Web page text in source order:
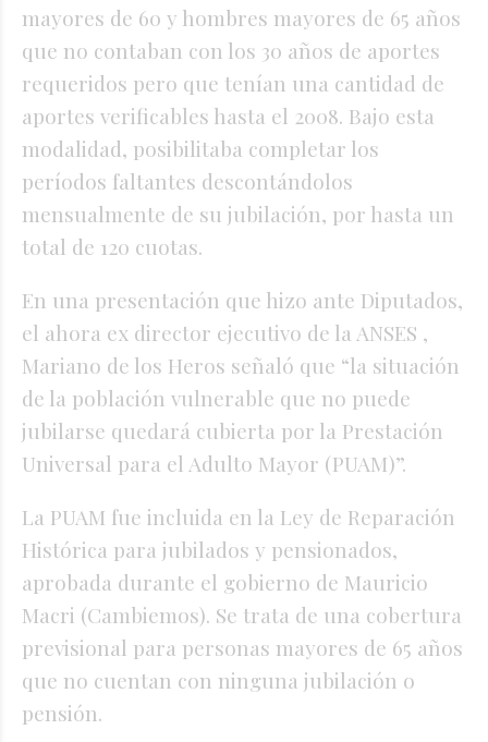
mayores de 60 y hombres mayores de 65 años
que no contaban con los 30 años de aportes
requeridos pero que tenían una cantidad de
aportes verificables hasta el 2008. Bajo esta
modalidad, posibilitaba completar los
períodos faltantes descontándolos
mensualmente de su jubilación, por hasta un
total de 120 cuotas.
En una presentación que hizo ante Diputados,
el ahora ex director ejecutivo de la ANSES ,
Mariano de los Heros señaló que “la situación
de la población vulnerable que no puede
jubilarse quedará cubierta por la Prestación
Universal para el Adulto Mayor (PUAM)”.
La PUAM fue incluida en la Ley de Reparación
Histórica para jubilados y pensionados,
aprobada durante el gobierno de Mauricio
Macri (Cambiemos). Se trata de una cobertura
previsional para personas mayores de 65 años
que no cuentan con ninguna jubilación o
pensión.